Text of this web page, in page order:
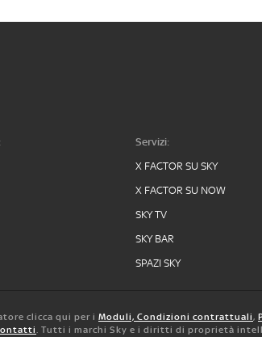
Servizi:
X FACTOR SU SKY
X FACTOR SU NOW
SKY TV
SKY BAR
SPAZI SKY
clicca qui per i Moduli, Condizioni contrattuali,
. Tutti i marchi Sky e i diritti di proprietà